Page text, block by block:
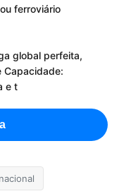
ferroviário
global perfeita,
Capacidade:
e t